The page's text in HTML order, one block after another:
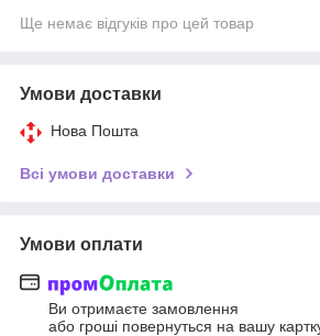
Ще немає відгуків про цей товар
Умови доставки
Нова Пошта
Всі умови доставки
Умови оплати
Ви отримаєте замовлення
або гроші повернуться на вашу